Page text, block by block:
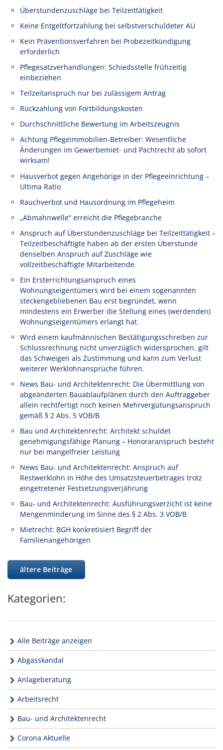
Überstundenzuschläge bei Teilzeittätigkeit
Keine Entgeltfortzahlung bei selbstverschuldeter AU
Kein Präventionsverfahren bei Probezeitkündigung
erforderlich
Pflegesatzverhandlungen: Schiedsstelle frühzeitig
einbeziehen
Teilzeitanspruch nur bei zulässigem Antrag
Rückzahlung von Fortbildungskosten
Durchschnittliche Bewertung im Arbeitszeugnis
Achtung Pflegeimmobilien-Betreiber: Wesentliche
Änderungen im Gewerbemiet- und Pachtrecht ab sofort
wirksam!
Hausverbot gegen Angehörige in der Pflegeeinrichtung –
Ultima Ratio
Rauchverbot und Hausordnung im Pflegeheim
„Abmahnwelle“ erreicht die Pflegebranche
Anspruch auf Überstundenzuschläge bei Teilzeittätigkeit –
Teilzeitbeschäftigte haben ab der ersten Überstunde
denselben Anspruch auf Zuschläge wie
vollzeitbeschäftigte Mitarbeitende.
Ein Ersterrichtungsanspruch eines
Wohnungseigentümers wird bei einem sogenannten
steckengebliebenen Bau erst begründet, wenn
mindestens ein Erwerber die Stellung eines (werdenden)
Wohnungseigentümers erlangt hat.
Wird einem kaufmännischen Bestätigungsschreiben zur
Schlussrechnung nicht unverzüglich widersprochen, gilt
das Schweigen als Zustimmung und kann zum Verlust
weiterer Werklohnansprüche führen.
News Bau- und Architektenrecht: Die Übermittlung von
abgeänderten Bauablaufplänen durch den Auftraggeber
allein rechtfertigt noch keinen Mehrvergütungsanspruch
gemäß § 2 Abs. 5 VOB/B
Bau und Architektenrecht: Architekt schuldet
genehmigungsfähige Planung – Honoraranspruch besteht
nur bei mangelfreier Leistung
News Bau- und Architektenrecht: Anspruch auf
Restwerklohn in Höhe des Umsatzsteuerbetrages trotz
eingetretener Festsetzungsverjährung
Bau- und Architektenrecht: Ausführungsverzicht ist keine
Mengenminderung im Sinne des § 2 Abs. 3 VOB/B
Mietrecht: BGH konkretisiert Begriff der
Familienangehörigen
ältere Beiträge
Kategorien:
Alle Beiträge anzeigen
Abgasskandal
Anlageberatung
Arbeitsrecht
Bau- und Architektenrecht
Corona Aktuelle